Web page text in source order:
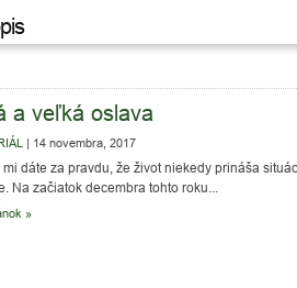
a veľká oslava
| 14 novembra, 2017
mi dáte za pravdu, že život niekedy prináša
Na začiatok decembra tohto roku...
»